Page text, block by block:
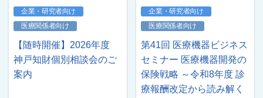
企業・研究者向け
医療関係者向け
【随時開催】2026年度
神戸知財個別相談会のご
案内
企業・研究者向け
医療関係者向け
第41回 医療機器ビジネス
セミナー 医療機器開発の
保険戦略 ～令和8年度 診
療報酬改定から読み解く